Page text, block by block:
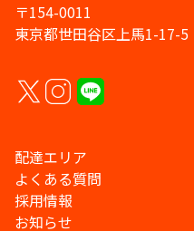
〒154-0011
東京都世田谷区上馬1-17-5
配達エリア
よくある質問
採用情報
お知らせ